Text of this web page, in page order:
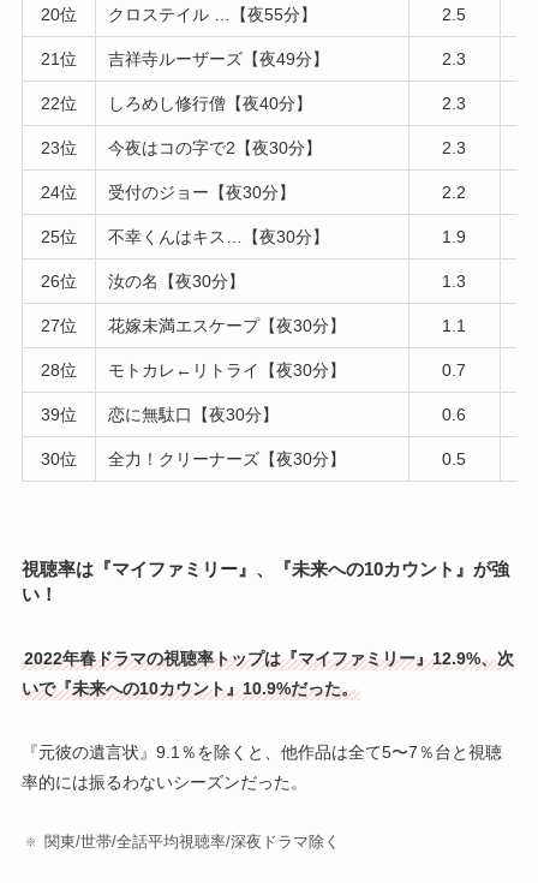
20位 クロステイル …【夜55分】 2.5
21位 吉祥寺ルーザーズ【夜49分】 2.3
22位 しろめし修行僧【夜40分】 2.3
23位 今夜はコの字で2【夜30分】 2.3
24位 受付のジョー【夜30分】 2.2
25位 不幸くんはキス…【夜30分】 1.9
26位 汝の名【夜30分】 1.3
27位 花嫁未満エスケープ【夜30分】 1.1
28位 モトカレ←リトライ【夜30分】 0.7
39位 恋に無駄口【夜30分】 0.6
30位 全力！クリーナーズ【夜30分】 0.5
視聴率は『マイファミリー』、『未来への10カウント』が強
い！
2022年春ドラマの視聴率トップは『マイファミリー』12.9%、次
いで『未来への10カウント』10.9%だった。
『元彼の遺言状』9.1％を除くと、他作品は全て5〜7％台と視聴
率的には振るわないシーズンだった。
関東/世帯/全話平均視聴率/深夜ドラマ除く